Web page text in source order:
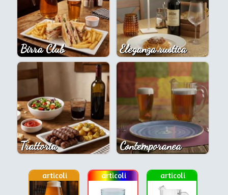
Birra Club Eleganza rustica
Trattoria Contemporanea
articoli articoli articoli